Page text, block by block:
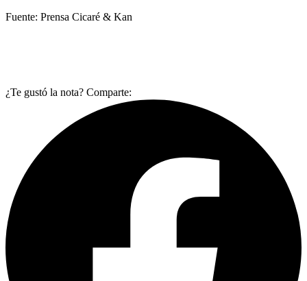
Fuente: Prensa Cicaré & Kan
¿Te gustó la nota? Comparte: